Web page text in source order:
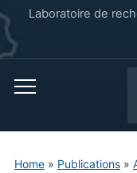
Laboratoire de
Home» Publications»